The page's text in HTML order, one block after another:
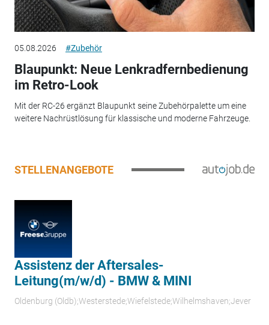
05.08.2026 #Zubehör
Blaupunkt: Neue Lenkradfernbedienung
im Retro-Look
Mit der RC-26 ergänzt Blaupunkt seine Zubehörpalette um eine
weitere Nachrüstlösung für klassische und moderne Fahrzeuge.
STELLENANGEBOTE
Assistenz der Aftersales-
Leitung(m/w/d) - BMW & MINI
Oldenburg (Oldb);Westerstede;Wiefelstede;Wilhelmshaven;Jever